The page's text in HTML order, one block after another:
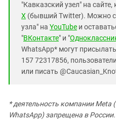
"Кавказский узел" на
X (бывший Twitter). Можно
узла" на YouTube и
"ВКонтакте" и "
WhatsApp* могут
157 72317856,
или писать
* деятельность компании Meta
WhatsApp) запрещена в России.